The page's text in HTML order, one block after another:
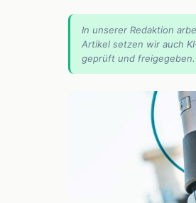
In unserer Redaktion
Artikel setzen wir auch
geprüft und freigegeben.